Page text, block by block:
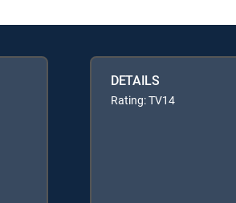
DETAILS
Rating: TV14